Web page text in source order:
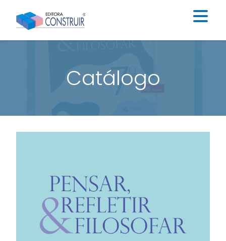
Institucional
Catálogo
Educação Infantil
Ensino Fundamental I
Contato
Construir Digital
Catálogo